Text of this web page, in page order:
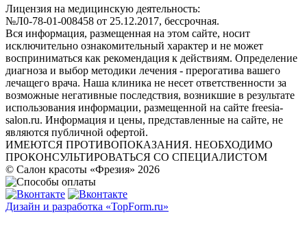
Лицензия на медицинскую деятельность:
№Л0-78-01-008458 от 25.12.2017, бессрочная.
Вся информация, размещенная на этом сайте, носит
исключительно ознакомительный характер и не может
восприниматься как рекомендация к действиям. Определение
диагноза и выбор методики лечения - прерогатива вашего
лечащего врача. Наша клиника не несет ответственности за
возможные негативные последствия, возникшие в результате
использования информации, размещенной на сайте freesia-
salon.ru. Информация и цены, представленные на сайте, не
являются публичной офертой.
ИМЕЮТСЯ ПРОТИВОПОКАЗАНИЯ. НЕОБХОДИМО
ПРОКОНСУЛЬТИРОВАТЬСЯ СО СПЕЦИАЛИСТОМ
© Салон красоты «Фрезия» 2026
Дизайн и разработка «TopForm.ru»